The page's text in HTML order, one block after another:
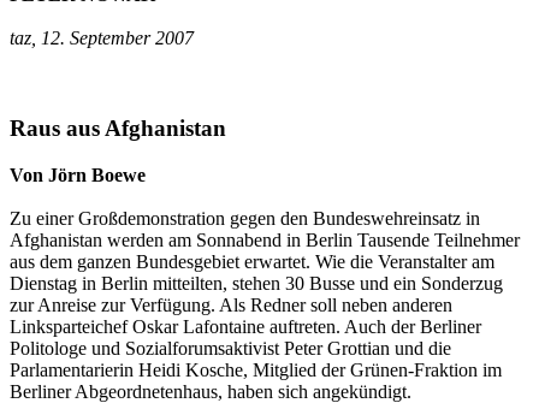
taz, 12. September 2007
Raus aus Afghanistan
Von Jörn Boewe
Zu einer Großdemonstration gegen den Bundeswehreinsatz in
Afghanistan werden am Sonnabend in Berlin Tausende Teilnehmer
aus dem ganzen Bundesgebiet erwartet. Wie die Veranstalter am
Dienstag in Berlin mitteilten, stehen 30 Busse und ein Sonderzug
zur Anreise zur Verfügung. Als Redner soll neben anderen
Linksparteichef Oskar Lafontaine auftreten. Auch der Berliner
Politologe und Sozialforumsaktivist Peter Grottian und die
Parlamentarierin Heidi Kosche, Mitglied der Grünen-Fraktion im
Berliner Abgeordnetenhaus, haben sich angekündigt.